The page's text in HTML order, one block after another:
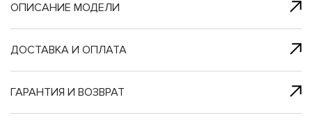
клик
ОПИСАНИЕ МОДЕЛИ
ДОСТАВКА И ОПЛАТА
ГАРАНТИЯ И ВОЗВРАТ
с нами